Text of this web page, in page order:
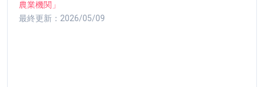
農業機関」
最終更新：2026/05/09